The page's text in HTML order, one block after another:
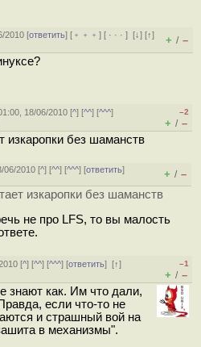
2010 [ответить] [ ﹢﹢﹢] [ · · ·][↓] [↑]
+ / –
18/06/2010 [^] [^^] [^^^]
–2
+ / –
изкаропки без шаманств
06/2010 [^] [^^] [^^^] [ответить]
+ / –
изкаропки без шаманств
не про LFS, то вы малость
[^] [^^] [^^^] [ответить][↑]
–1
+ / –
знают как. Им что дали,
если что-то не
и страшный вой на
в механизмы".